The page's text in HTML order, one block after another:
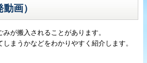
画）
が搬入されることがあります。
まうかなどをわかりやすく紹介します。